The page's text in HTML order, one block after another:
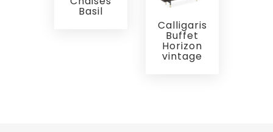
Basil
Calligaris
Buffet
Horizon
vintage